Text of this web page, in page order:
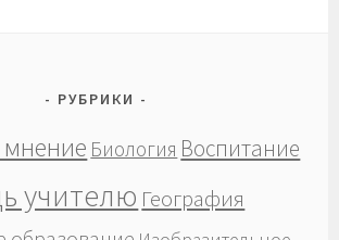
РУБРИКИ
мнение Биология Воспитание
учителю География